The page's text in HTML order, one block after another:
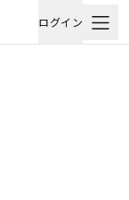
ログイン